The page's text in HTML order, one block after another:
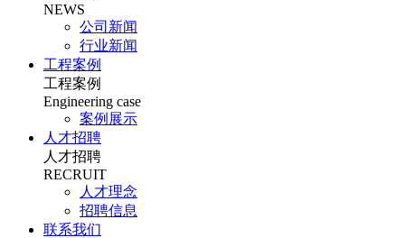
NEWS
公司新闻
行业新闻
工程案例
工程案例
Engineering case
案例展示
人才招聘
人才招聘
RECRUIT
人才理念
招聘信息
联系我们